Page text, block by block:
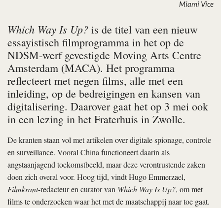
Miami Vice
Which Way Is Up? is de titel van een nieuw
essayistisch filmprogramma in het op de
NDSM-werf gevestigde Moving Arts Centre
Amsterdam (MACA). Het programma
reflecteert met negen films, alle met een
inleiding, op de bedreigingen en kansen van
digitalisering. Daarover gaat het op 3 mei ook
in een lezing in het Fraterhuis in Zwolle.
De kranten staan vol met artikelen over digitale spionage, controle
en surveillance. Vooral China functioneert daarin als
angstaanjagend toekomstbeeld, maar deze verontrustende zaken
doen zich overal voor. Hoog tijd, vindt Hugo Emmerzael,
Filmkrant-redacteur en curator van Which Way Is Up?, om met
films te onderzoeken waar het met de maatschappij naar toe gaat.